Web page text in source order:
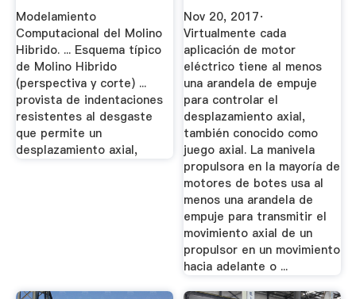
Modelamiento
Computacional del Molino
Hibrido. ... Esquema típico
de Molino Hibrido
(perspectiva y corte) ...
provista de indentaciones
resistentes al desgaste
que permite un
desplazamiento axial,
Nov 20, 2017·
Virtualmente cada
aplicación de motor
eléctrico tiene al menos
una arandela de empuje
para controlar el
desplazamiento axial,
también conocido como
juego axial. La manivela
propulsora en la mayoría de
motores de botes usa al
menos una arandela de
empuje para transmitir el
movimiento axial de un
propulsor en un movimiento
hacia adelante o ...